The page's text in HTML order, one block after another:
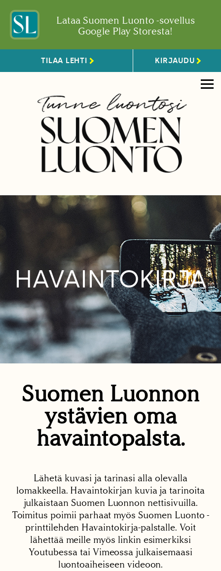
Lataa Suomen Luonto -sovellus
Google Play Storesta!
TILAA LEHTI KIRJAUDU
HAVAINTOKIRJA
Suomen Luonnon
ystävien oma
havaintopalsta.
Lähetä kuvasi ja tarinasi alla olevalla
lomakkeella. Havaintokirjan kuvia ja tarinoita
julkaistaan Suomen Luonnon nettisivuilla.
Toimitus poimii parhaat myös Suomen Luonto -
printtilehden Havaintokirja-palstalle. Voit
lähettää meille myös linkin esimerkiksi
Youtubessa tai Vimeossa julkaisemaasi
luontoaiheiseen videoon.